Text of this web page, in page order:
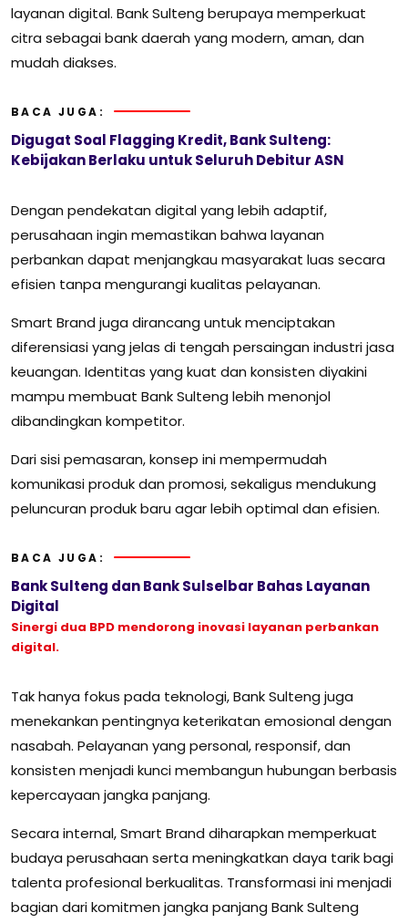
layanan digital. Bank Sulteng berupaya memperkuat
citra sebagai bank daerah yang modern, aman, dan
mudah diakses.
BACA JUGA:
Digugat Soal Flagging Kredit, Bank Sulteng:
Kebijakan Berlaku untuk Seluruh Debitur ASN
Dengan pendekatan digital yang lebih adaptif,
perusahaan ingin memastikan bahwa layanan
perbankan dapat menjangkau masyarakat luas secara
efisien tanpa mengurangi kualitas pelayanan.
Smart Brand juga dirancang untuk menciptakan
diferensiasi yang jelas di tengah persaingan industri jasa
keuangan. Identitas yang kuat dan konsisten diyakini
mampu membuat Bank Sulteng lebih menonjol
dibandingkan kompetitor.
Dari sisi pemasaran, konsep ini mempermudah
komunikasi produk dan promosi, sekaligus mendukung
peluncuran produk baru agar lebih optimal dan efisien.
BACA JUGA:
Bank Sulteng dan Bank Sulselbar Bahas Layanan
Digital
Sinergi dua BPD mendorong inovasi layanan perbankan
digital.
Tak hanya fokus pada teknologi, Bank Sulteng juga
menekankan pentingnya keterikatan emosional dengan
nasabah. Pelayanan yang personal, responsif, dan
konsisten menjadi kunci membangun hubungan berbasis
kepercayaan jangka panjang.
Secara internal, Smart Brand diharapkan memperkuat
budaya perusahaan serta meningkatkan daya tarik bagi
talenta profesional berkualitas. Transformasi ini menjadi
bagian dari komitmen jangka panjang Bank Sulteng